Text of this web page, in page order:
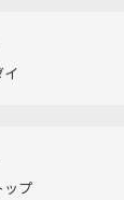
イ
ップ